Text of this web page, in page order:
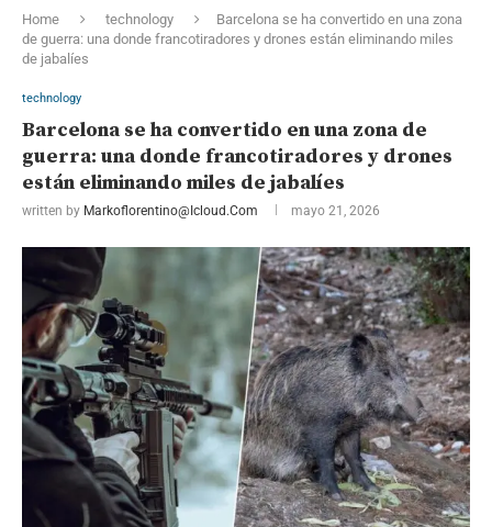
Home technology
Barcelona se ha convertido en una zona
de guerra: una donde francotiradores y drones están eliminando miles
de jabalíes
technology
Barcelona se ha convertido en una zona de
guerra: una donde francotiradores y drones
están eliminando miles de jabalíes
written by Markoflorentino@icloud.com mayo 21, 2026